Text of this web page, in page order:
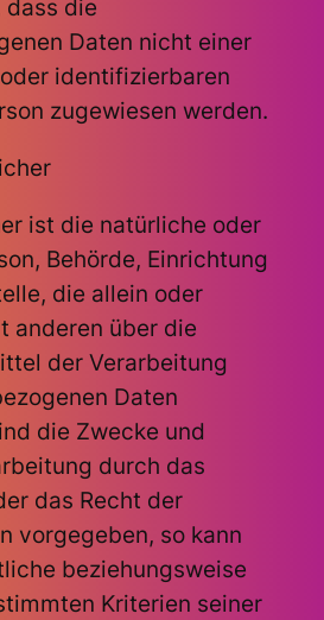
dass die
Daten nicht einer
identifizierbaren
zugewiesen werden.
ist die natürliche oder
Behörde, Einrichtung
die allein oder
anderen über die
der Verarbeitung
Daten
die Zwecke und
durch das
das Recht der
vorgegeben, so kann
beziehungsweise
Kriterien seiner